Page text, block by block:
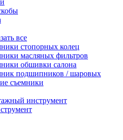
все
стопорных колец
масляных фильтров
обшивки салона
подшипников / шаровых
съемники
инструмент